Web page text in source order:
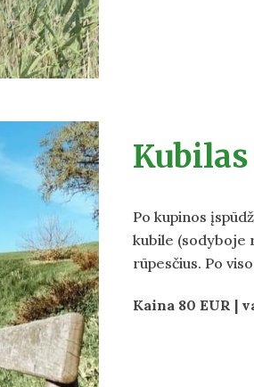
Kubilas
Po kupinos
kubile (sodyboje
rūpesčius. Po
Kaina 80 EUR |